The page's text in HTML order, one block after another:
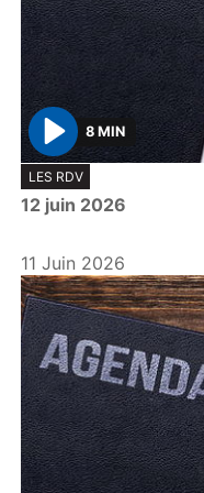
P
l
a
8 MIN
LES RDV
12 juin 2026
11 Juin 2026